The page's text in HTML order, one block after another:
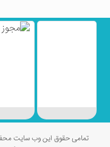
تمامی حقوق این وب سایت